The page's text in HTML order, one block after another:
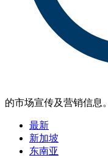
的市场宣传及营销信息。
最新
新加坡
东南亚